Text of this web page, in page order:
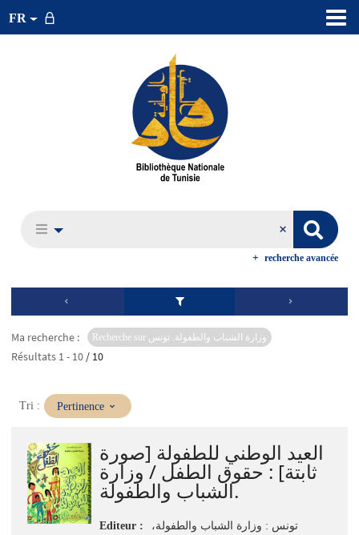
FR
recherche avancée
Ma recherche : Recherche sur وزارة الشباب والطفولة. تونس
Résultats 1 - 10 / 10
Tri : (Mise
immédiate)
Pertinence
العيد الوطني للطفولة [صورة
ثابتة] : حقوق الطفل / وزارة
الشباب والطفولة.
Editeur :
تونس : وزارة الشباب والطفولة،